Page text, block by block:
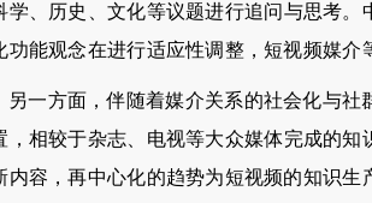
学、历史、文化等议题进行追问与思考
功能观念在进行适应性调整，短视频媒介
另一方面，伴随着媒介关系的社会化与
，相较于杂志、电视等大众媒体完成的
内容，再中心化的趋势为短视频的知识生